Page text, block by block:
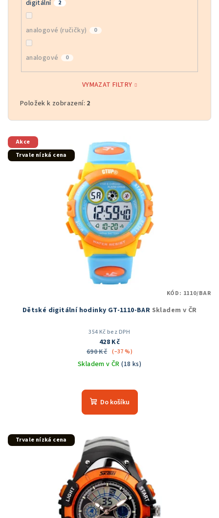
digitální 2
analogové (ručičky) 0
analogové 0
VYMAZAT FILTRY
Položek k zobrazení: 2
V
ý
p
Akce
Trvale nízká cena
Dětské digitální hodinky GT-1110-BAR Skladem v ČR
354 Kč bez DPH
428 Kč
690 Kč (–37 %)
Skladem v ČR(18 ks)
Do košíku
KÓD: 1110/BAR
Trvale nízká cena